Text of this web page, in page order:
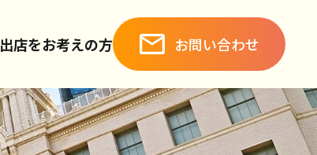
出店をお考えの方 お問い合わせ